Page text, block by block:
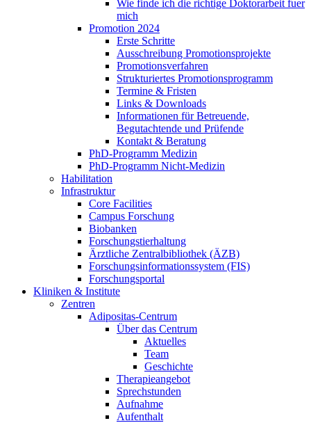
Wie finde ich die richtige Doktorarbeit fuer
mich
Promotion 2024
Erste Schritte
Ausschreibung Promotionsprojekte
Promotionsverfahren
Strukturiertes Promotionsprogramm
Termine & Fristen
Links & Downloads
Informationen für Betreuende,
Begutachtende und Prüfende
Kontakt & Beratung
PhD-Programm Medizin
PhD-Programm Nicht-Medizin
Habilitation
Infrastruktur
Core Facilities
Campus Forschung
Biobanken
Forschungstierhaltung
Ärztliche Zentralbibliothek (ÄZB)
Forschungsinformationssystem (FIS)
Forschungsportal
Kliniken & Institute
Zentren
Adipositas-Centrum
Über das Centrum
Aktuelles
Team
Geschichte
Therapieangebot
Sprechstunden
Aufnahme
Aufenthalt